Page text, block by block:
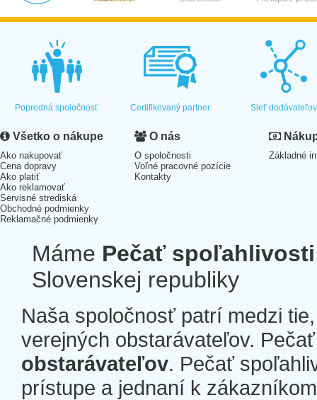
Popredná spoločnosť Certifikovaný partner Sieť dodávateľov
Všetko o nákupe
Ako nakupovať
Cena dopravy
Ako platiť
Ako reklamovať
Servisné strediská
Obchodné podmienky
Reklamačné podmienky
O nás
O spoločnosti
Voľné pracovné pozície
Kontakty
Základné
Máme Pečať spoľahlivosti
Slovenskej republiky
Naša spoločnosť patrí medzi
verejných obstarávateľov.
obstarávateľov. Pečať
prístupe a jednaní k